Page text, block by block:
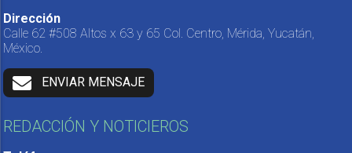
Dirección
Calle 62 #508 Altos x 63 y 65 Col. Centro, Mérida, Yucatán,
México.
ENVIAR MENSAJE
REDACCIÓN Y NOTICIEROS